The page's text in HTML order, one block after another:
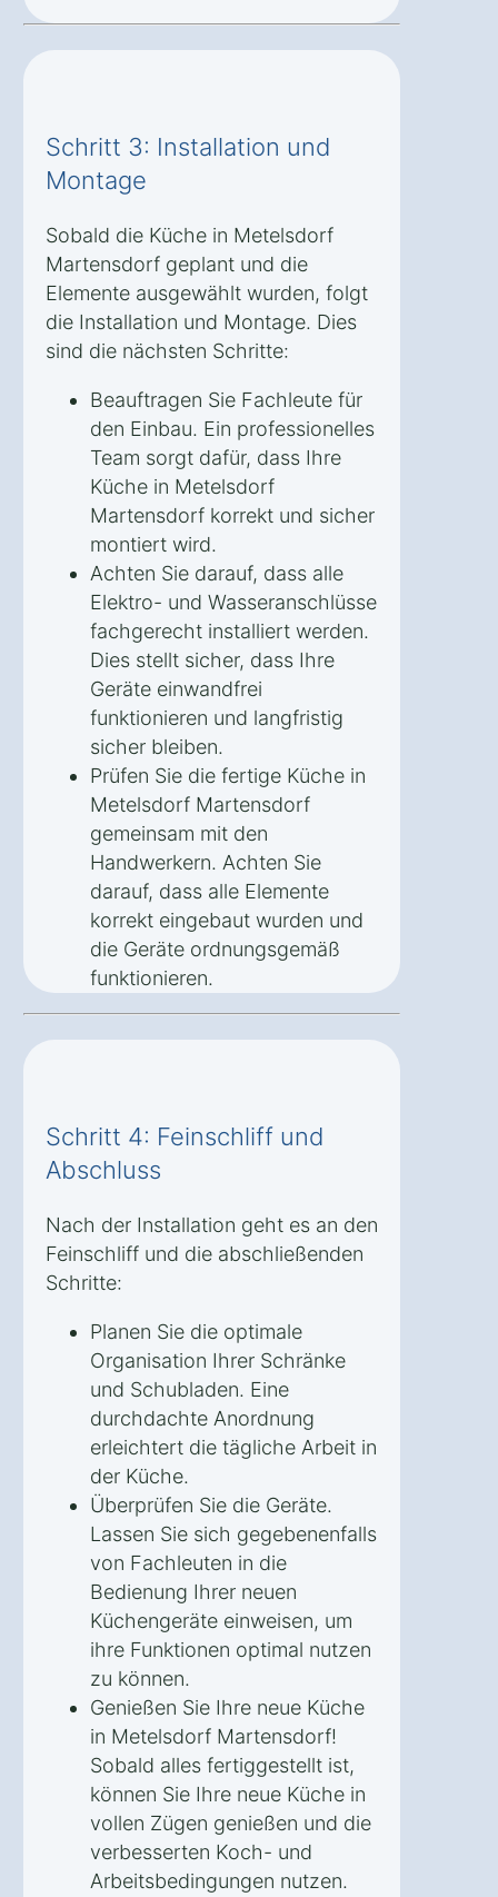
Schritt 3: Installation und
Montage
Sobald die Küche in Metelsdorf
Martensdorf geplant und die
Elemente ausgewählt wurden, folgt
die Installation und Montage. Dies
sind die nächsten Schritte:
Beauftragen Sie Fachleute für
den Einbau. Ein professionelles
Team sorgt dafür, dass Ihre
Küche in Metelsdorf
Martensdorf korrekt und sicher
montiert wird.
Achten Sie darauf, dass alle
Elektro- und Wasseranschlüsse
fachgerecht installiert werden.
Dies stellt sicher, dass Ihre
Geräte einwandfrei
funktionieren und langfristig
sicher bleiben.
Prüfen Sie die fertige Küche in
Metelsdorf Martensdorf
gemeinsam mit den
Handwerkern. Achten Sie
darauf, dass alle Elemente
korrekt eingebaut wurden und
die Geräte ordnungsgemäß
funktionieren.
Schritt 4: Feinschliff und
Abschluss
Nach der Installation geht es an den
Feinschliff und die abschließenden
Schritte:
Planen Sie die optimale
Organisation Ihrer Schränke
und Schubladen. Eine
durchdachte Anordnung
erleichtert die tägliche Arbeit in
der Küche.
Überprüfen Sie die Geräte.
Lassen Sie sich gegebenenfalls
von Fachleuten in die
Bedienung Ihrer neuen
Küchengeräte einweisen, um
ihre Funktionen optimal nutzen
zu können.
Genießen Sie Ihre neue Küche
in Metelsdorf Martensdorf!
Sobald alles fertiggestellt ist,
können Sie Ihre neue Küche in
vollen Zügen genießen und die
verbesserten Koch- und
Arbeitsbedingungen nutzen.